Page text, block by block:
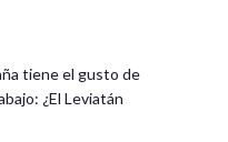
tiene el gusto de
¿El Leviatán